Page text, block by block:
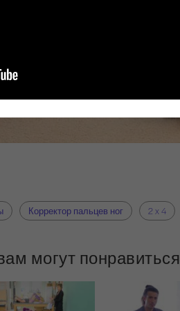
Корректор пальцев ног 2 x 4
могут понравиться